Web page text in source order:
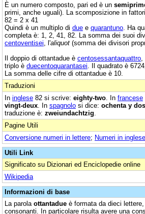
È un numero composto, pari ed è un
primi, anche uguali). La scomposizione in
82 = 2 x 41
Quindi è un multiplo di due e quarantuno . Ha
completa è: 1, 2, 41, 82. La somma dei suoi
centoventisei , l'aliquot (somma dei divisori
Il doppio di ottantadue è centosessantaquattro
triplo è duecentoquarantasei . Il quadrato è
La somma delle cifre di ottantadue è 10.
Traduzioni
In inglese 82 si scrive: eighty-two . In francese
vingt-deux . In spagnolo si dice: ochenta y dos
traduzione è: zweiundachtzig
Pagine Utili
Conversione numeri in lettere; Numeri in inglese
Utili Link
Significato su Dizionari ed Enciclopedie online
Wikipedia
Informazioni di base
La parola ottantadue è formata da dieci
consonanti. In particolare risulta avere una